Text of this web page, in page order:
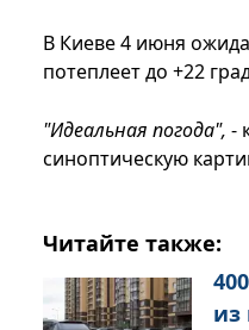
В Киеве 4 июня
потеплеет до +22
"Идеальная погода", -
синоптическую
Читайте также:
из